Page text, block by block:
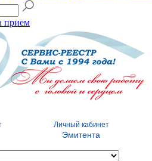
прием
Личный кабинет
Эмитента